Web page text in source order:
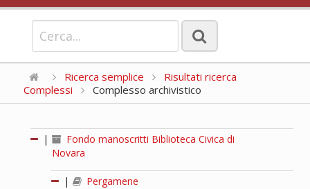
Ricerca semplice
Risultati ricerca
Complessi
Complesso archivistico
|
Fondo manoscritti Biblioteca Civica di
Novara
| Pergamene